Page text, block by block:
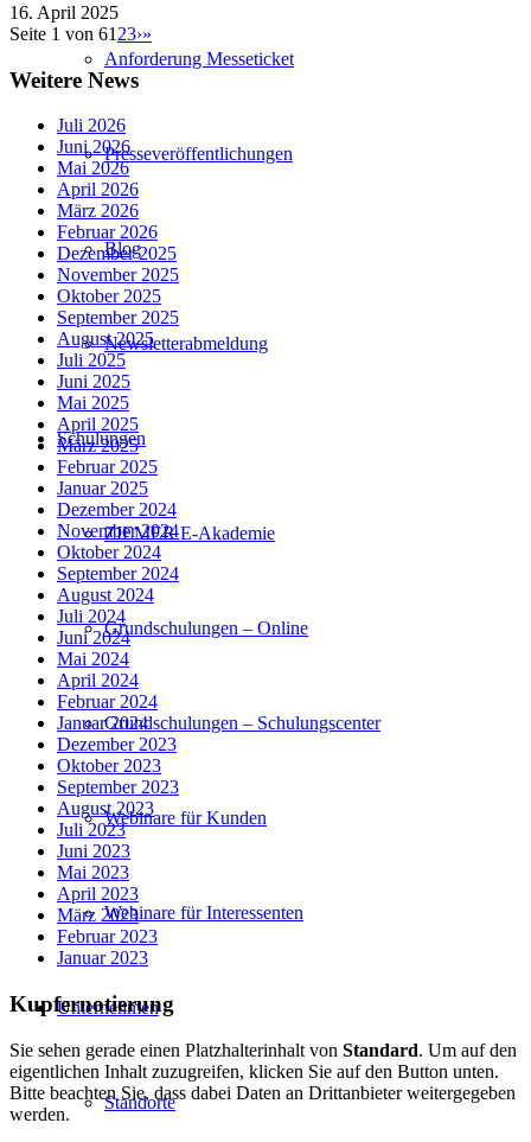
Anforderung Messeticket
Presseveröffentlichungen
Blog
Newsletterabmeldung
Schulungen
ZIEMER E-Akademie
Grundschulungen – Online
Grundschulungen – Schulungscenter
Webinare für Kunden
Webinare für Interessenten
Unternehmen
Standorte
16. April 2025
Seite 1 von 61 23›»
Weitere News
Juli 2026
Juni 2026
Mai 2026
April 2026
März 2026
Februar 2026
Dezember 2025
November 2025
Oktober 2025
September 2025
August 2025
Juli 2025
Juni 2025
Mai 2025
April 2025
März 2025
Februar 2025
Januar 2025
Dezember 2024
November 2024
Oktober 2024
September 2024
August 2024
Juli 2024
Juni 2024
Mai 2024
April 2024
Februar 2024
Januar 2024
Dezember 2023
Oktober 2023
September 2023
August 2023
Juli 2023
Juni 2023
Mai 2023
April 2023
März 2023
Februar 2023
Januar 2023
Kupfernotierung
Sie sehen gerade einen Platzhalterinhalt von Standard. Um auf den
eigentlichen Inhalt zuzugreifen, klicken Sie auf den Button unten.
Bitte beachten Sie, dass dabei Daten an Drittanbieter weitergegeben
werden.